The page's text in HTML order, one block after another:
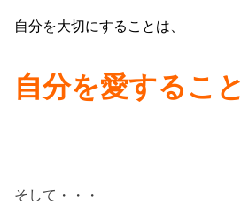
自分を大切にすることは、
自分を愛すること
そして・・・